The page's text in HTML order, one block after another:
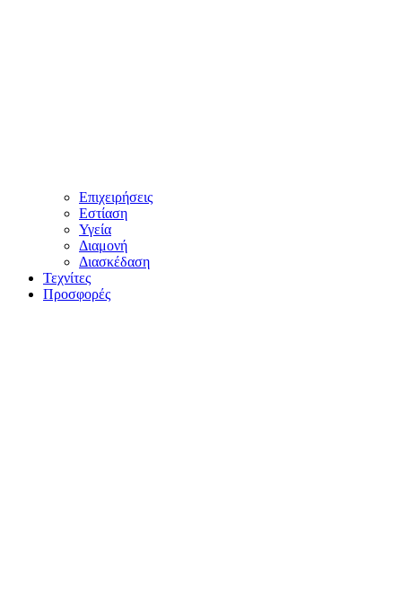
Επιχειρήσεις
Εστίαση
Υγεία
Διαμονή
Διασκέδαση
Τεχνίτες
Προσφορές